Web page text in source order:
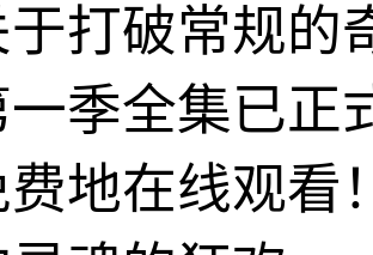
打破常规的
一季全集已正
地在线观看